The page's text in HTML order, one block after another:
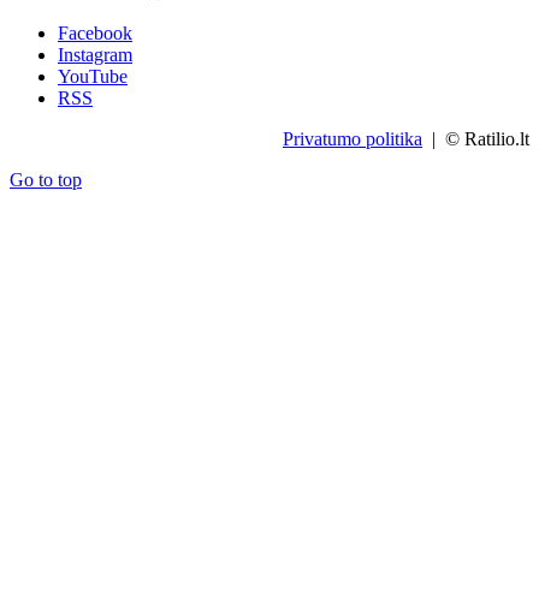
Facebook
Instagram
YouTube
RSS
Privatumo politika | © Ratilio.lt
Go to top